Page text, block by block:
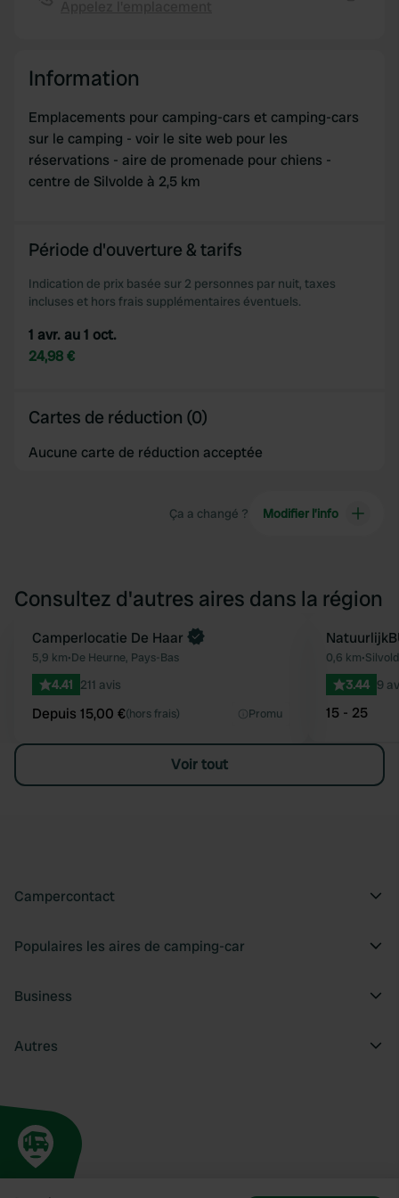
may combine it with other information that you’ve
of their services.
Information
Emplacements pour camping-cars et camping-cars
sur le camping - voir le site web pour les
réservations - aire de promenade pour chiens -
centre de Silvolde à 2,5 km
Période d'ouverture & tarifs
Indication de prix basée sur 2 personnes par nuit, taxes
incluses et hors frais supplémentaires éventuels.
1 avr. au 1 oct.
24,98 €
Cartes de réduction (0)
Aucune carte de réduction acceptée
Ça a changé ? Modifier l’info
Consultez d'autres aires dans la région
Préféré
Reserve maintenant
Camperlocatie De Haar
5,9 km•De Heurne, Pays-Bas
4.41 211 avis
Depuis 15,00 €(hors frais) Promu
0,6 km•
3.44 9
15 - 25
Voir tout
Campercontact
Populaires les aires de camping-car
Business
Autres